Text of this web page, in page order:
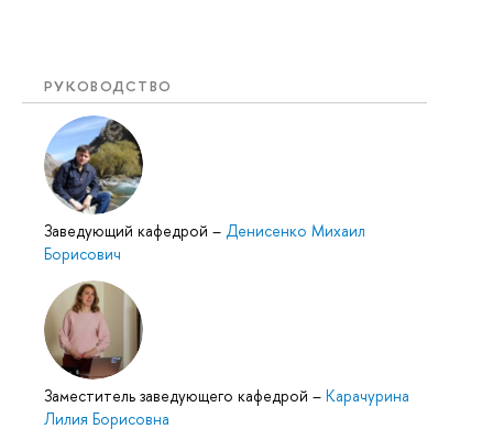
РУКОВОДСТВО
Заведующий кафедрой – Денисенко Михаил
Борисович
Заместитель заведующего кафедрой – Карачурина
Лилия Борисовна